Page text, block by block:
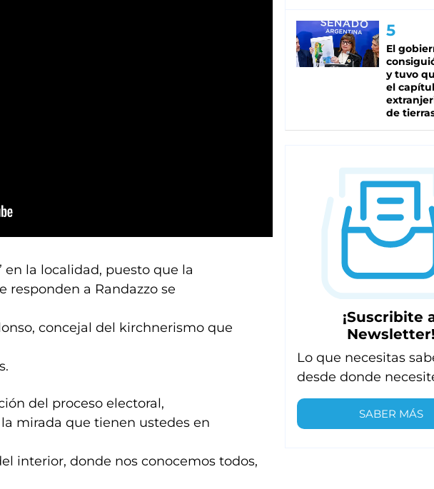
en la localidad, puesto que la
responden a Randazzo se
concejal del kirchnerismo que
del proceso electoral,
mirada que tienen ustedes en
interior, donde nos conocemos todos,
El
y tuvo
el
de
¡Suscribite
Newsletter!
Lo que necesitas
desde donde
SABER MÁS